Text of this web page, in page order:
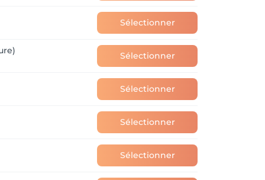
Sélectionner
Sélectionner
Sélectionner
Sélectionner
Sélectionner